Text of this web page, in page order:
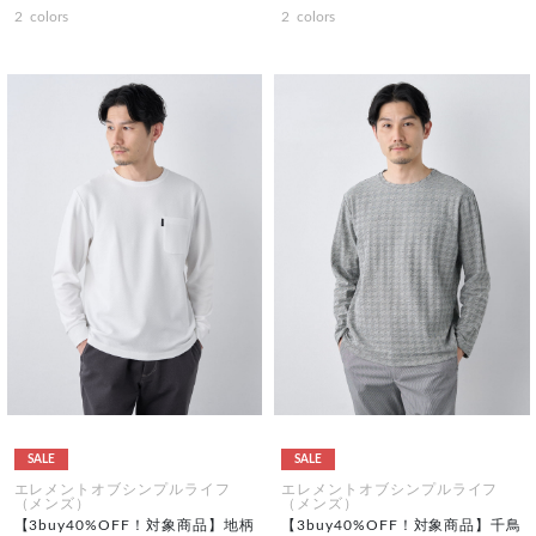
2 colors 2 colors
SALE
エレメントオブシンプルライフ
（メンズ）
【3buy40%OFF！対象商品】地柄
SALE
エレメントオブシンプルライフ
（メンズ）
【3buy40%OFF！対象商品】千鳥